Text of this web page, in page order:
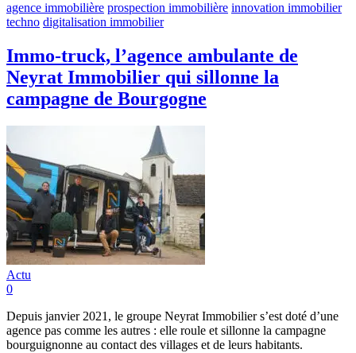
agence immobilière prospection immobilière innovation immobilier
techno digitalisation immobilier
Immo-truck, l’agence ambulante de
Neyrat Immobilier qui sillonne la
campagne de Bourgogne
Actu
0
Depuis janvier 2021, le groupe Neyrat Immobilier s’est doté d’une
agence pas comme les autres : elle roule et sillonne la campagne
bourguignonne au contact des villages et de leurs habitants.